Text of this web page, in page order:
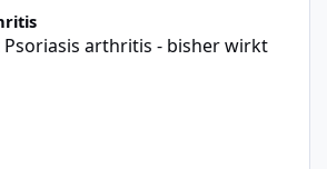
arthritis - bisher wirkt